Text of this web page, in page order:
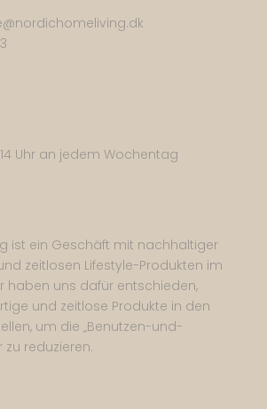
Uhr an jedem Wochentag
ist ein Geschäft mit nachhaltiger
zeitlosen Lifestyle-Produkten im
haben uns dafür entschieden,
und zeitlose Produkte in den
um die „Benutzen-und-
zu reduzieren.